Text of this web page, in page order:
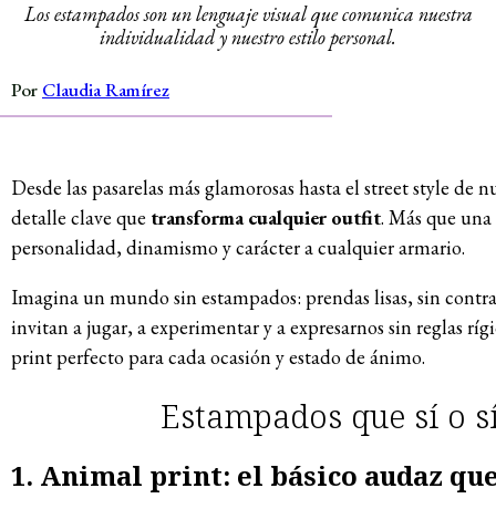
Los estampados son un lenguaje visual que comunica nuestra
individualidad y nuestro estilo personal.
Por Claudia Ramírez
Desde las pasarelas más glamorosas hasta el street style de
detalle clave que transforma cualquier outfit. Más que
personalidad, dinamismo y carácter a cualquier armario.
Imagina un mundo sin estampados: prendas lisas, sin
invitan a jugar, a experimentar y a expresarnos sin reglas
print perfecto para cada ocasión y estado de ánimo.
Estampados que sí o
1. Animal print: el básico audaz